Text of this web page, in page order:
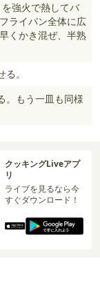
強火で熱してバ
ライパン全体に広
くかき混ぜ、半熟
。
。もう一皿も同様
クッキングLiveアプ
リ
ライブを見るなら今
すぐダウンロード！